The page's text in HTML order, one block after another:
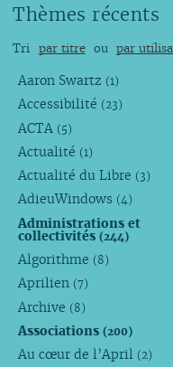
Thèmes récents
Tri par titre ou par
Aaron Swartz (1)
Accessibilité (23)
ACTA (5)
Actualité (1)
Actualité du Libre (3)
AdieuWindows (4)
Administrations et
collectivités (244)
Algorithme (8)
Aprilien (7)
Archive (8)
Associations (200)
Au cœur de l’April (2)